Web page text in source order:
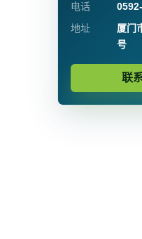
电话
地址
厦门
号
联